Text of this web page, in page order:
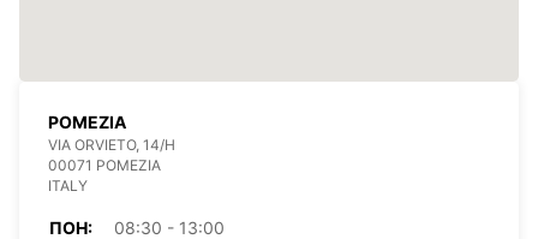
POMEZIA
VIA ORVIETO, 14/H
00071 POMEZIA
ITALY
ПОН:
08:30 - 13:00